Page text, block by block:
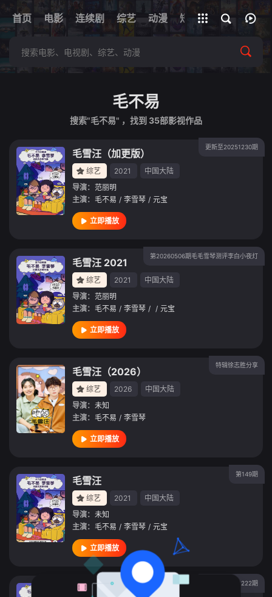
首页 电影 连续剧 综艺 动漫 短剧 网址
全部影片
毛不易
搜索"毛不易" ，找到 35部影视作品
更新至20251230期
毛雪汪（加更版）
综艺 2021
中国大陆
导演： 范丽明
主演： 毛不易 / 李雪琴 / 元宝
立即播放
第20260506期毛毛雪琴测评李白小夜灯
毛雪汪 2021
综艺 2021
中国大陆
导演： 范丽明
主演： 毛不易 / 李雪琴 / / 元宝
立即播放
特辑徐志胜分享
毛雪汪（2026）
综艺 2026
中国大陆
导演： 未知
主演： 毛不易 / 李雪琴
立即播放
第149期
毛雪汪
综艺 2021
中国大陆
导演： 未知
主演： 毛不易 / 李雪琴 / 元宝
立即播放
更新至20251222期
毛雪汪